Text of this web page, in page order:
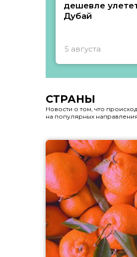
дешевле
Дубай
5 августа
СТРАНЫ
Новости о том, что
на популярных